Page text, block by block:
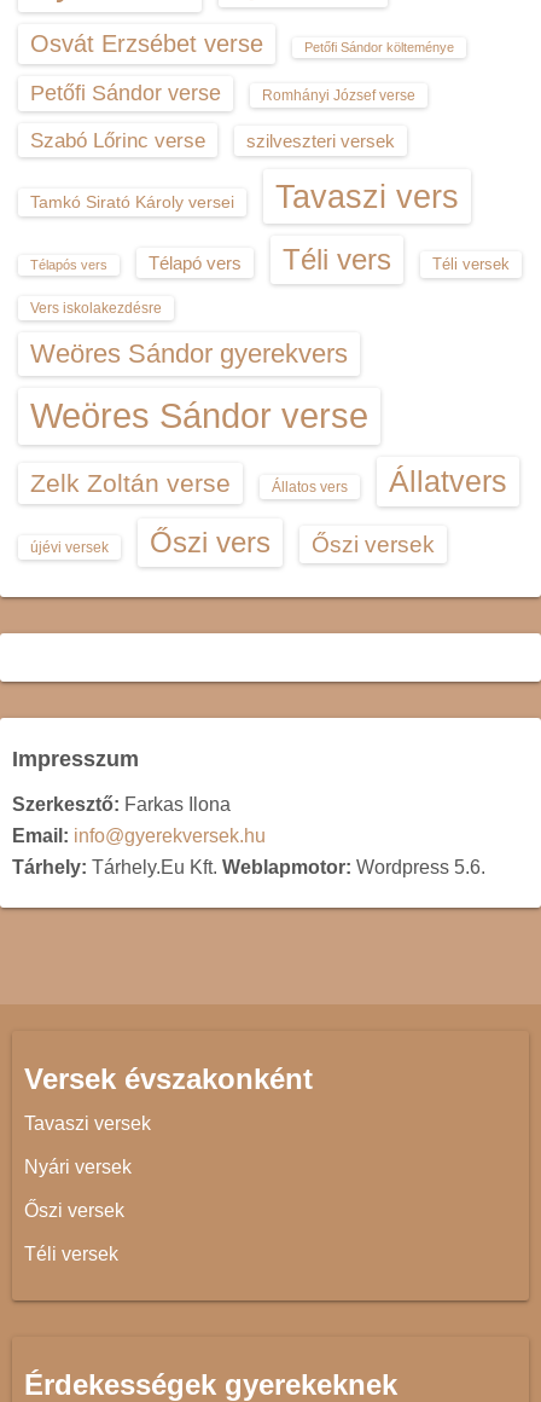
Osvát Erzsébet verse Petőfi Sándor költeménye
Petőfi Sándor verse Romhányi József verse
Szabó Lőrinc verse szilveszteri versek
Tamkó Sirató Károly versei Tavaszi vers
Télapós vers Télapó vers Téli vers Téli versek
Vers iskolakezdésre
Weöres Sándor gyerekvers
Weöres Sándor verse
Zelk Zoltán verse Állatos vers Állatvers
újévi versek Őszi vers Őszi versek
Impresszum
Szerkesztő: Farkas Ilona
Email: info@gyerekversek.hu
Tárhely: Tárhely.Eu Kft. Weblapmotor: Wordpress 5.6.
Versek évszakonként
Tavaszi versek
Nyári versek
Őszi versek
Téli versek
Érdekességek gyerekeknek